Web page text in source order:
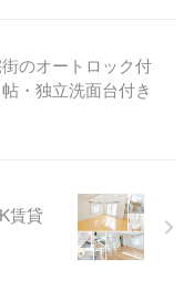
のオートロック付
・独立洗面台付き
賃貸